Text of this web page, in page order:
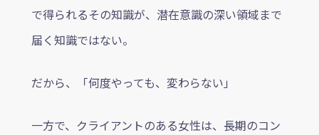
で得られるその知識が、潜在意識の深い領域まで
届く知識ではない。
だから、「何度やっても、変わらない」
一方で、クライアントのある女性は、長期のコン